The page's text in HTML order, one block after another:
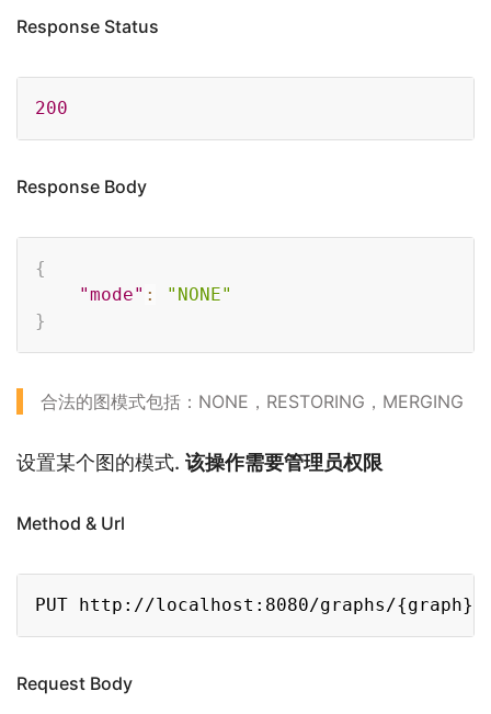
Response Status
200
Response Body
{
"mode" :
"NONE"
}
合法的图模式包括：NONE，RESTORING，MERGING
设置某个图的模式. 该操作需要管理员权限
Method & Url
Copy
Request Body